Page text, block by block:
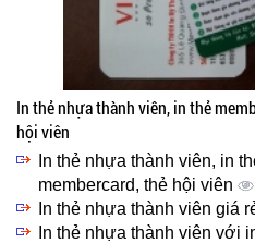
In thẻ nhựa thành viên, in thẻ
hội viên
In thẻ nhựa thành viên, in
membercard, thẻ hội viên
In thẻ nhựa thành viên giá
In thẻ nhựa thành viên với